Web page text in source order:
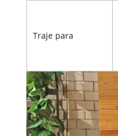
Traje para